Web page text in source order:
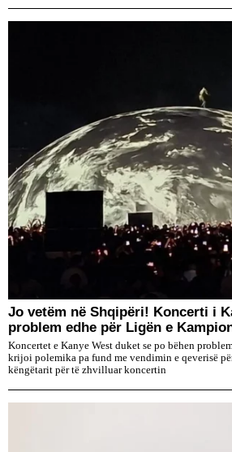
Jo vetëm në Shqipëri! Koncerti i
problem edhe për Ligën e
Koncertet e Kanye West duket se po bëhen
krijoi polemika pa fund me vendimin e qeverisë
këngëtarit për të zhvilluar koncertin